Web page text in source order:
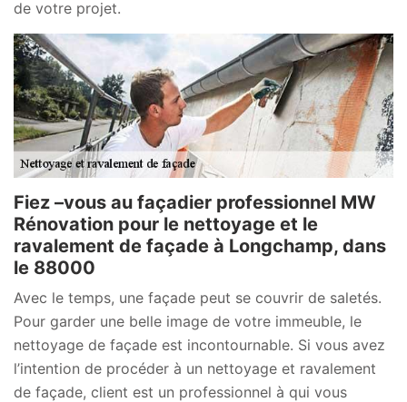
de votre projet.
Fiez –vous au façadier professionnel MW
Rénovation pour le nettoyage et le
ravalement de façade à Longchamp, dans
le 88000
Avec le temps, une façade peut se couvrir de saletés.
Pour garder une belle image de votre immeuble, le
nettoyage de façade est incontournable. Si vous avez
l’intention de procéder à un nettoyage et ravalement
de façade, client est un professionnel à qui vous